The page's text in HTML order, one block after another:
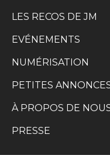
LES RECOS DE JM
EVÉNEMENTS
NUMÉRISATION
PETITES
À PROPOS DE
PRESSE